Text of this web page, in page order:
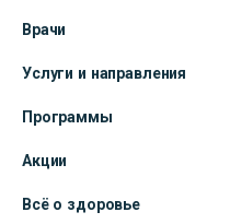
Врачи
Услуги и направления
Программы
Акции
Всё о здоровье